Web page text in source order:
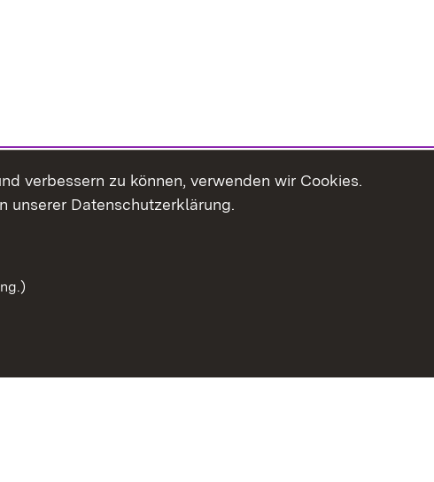
verbessern zu können, verwenden wir Cookies.
unserer Datenschutzerklärung.